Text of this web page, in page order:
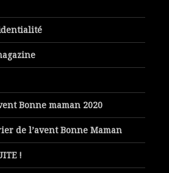
Bonne maman 2020
de l’avent Bonne Maman
!